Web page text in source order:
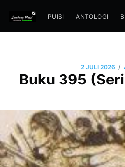
PUISI ANTOLOGI
2 JULI 2026 /
Buku 395